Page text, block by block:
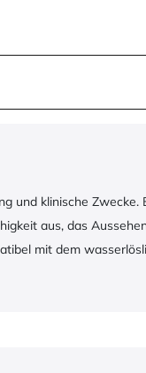
und klinische Zwecke.
aus, das
mit dem